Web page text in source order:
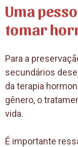
Uma
tomar
Para a
secundários
da terapia
gênero, o
vida.
É importante